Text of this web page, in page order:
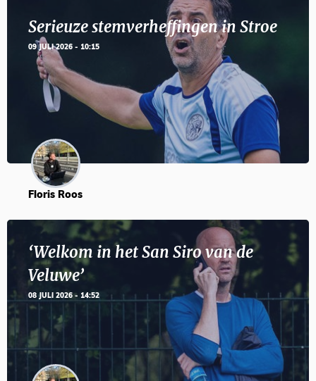
Serieuze stemverheffingen in Stroe
09 JULI 2026 - 10:15
Floris Roos
‘Welkom in het San Siro van de
Veluwe’
08 JULI 2026 - 14:52